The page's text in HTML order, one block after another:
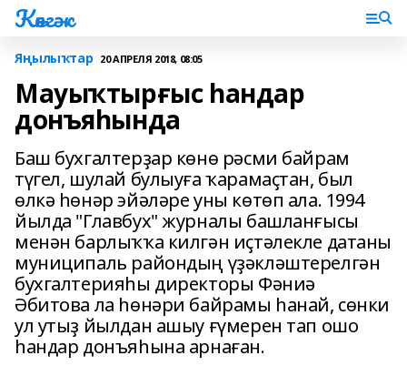
Көнгәк
Яңылыҡтар 20 АПРЕЛЯ 2018, 08:05
Мауыҡтырғыс һандар
донъяһында
Баш бухгалтерҙар көнө рәсми байрам
түгел, шулай булыуға ҡарамаҫтан, был
өлкә һөнәр эйәләре уны көтөп ала. 1994
йылда "Главбух" журналы башланғысы
менән барлыҡҡа килгән иҫтәлекле датаны
муниципаль райондың үҙәкләштерелгән
бухгалтерияһы директоры Фәниә
Әбитова ла һөнәри байрамы һанай, сөнки
ул утыҙ йылдан ашыу ғүмерен тап ошо
һандар донъяһына арнаған.